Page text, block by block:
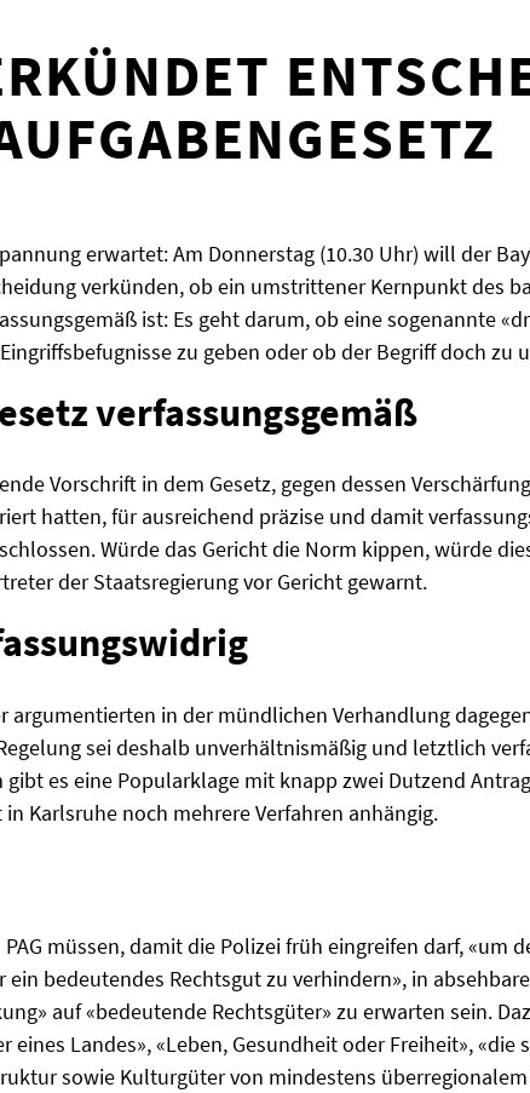
erwartet: Am Donnerstag (10.30 Uhr) will der
verkünden, ob ein umstrittener Kernpunkt des
ist: Es geht darum, ob eine sogenannte
zu geben oder ob der Begriff doch zu
verfassungsgemäß
Vorschrift in dem Gesetz, gegen dessen
hatten, für ausreichend präzise und damit
Würde das Gericht die Norm kippen, würde
der Staatsregierung vor Gericht gewarnt.
argumentierten in der mündlichen Verhandlung
sei deshalb unverhältnismäßig und letztlich
gibt es eine Popularklage mit knapp zwei Dutzend
Karlsruhe noch mehrere Verfahren anhängig.
müssen, damit die Polizei früh eingreifen darf, «um
bedeutendes Rechtsgut zu verhindern», in
auf «bedeutende Rechtsgüter» zu erwarten sein.
eines Landes», «Leben, Gesundheit oder Freiheit»,
sowie Kulturgüter von mindestens überregionalem